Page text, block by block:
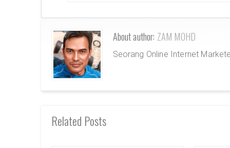
About author: ZAM MOHD
Seorang Online Internet
Related Posts